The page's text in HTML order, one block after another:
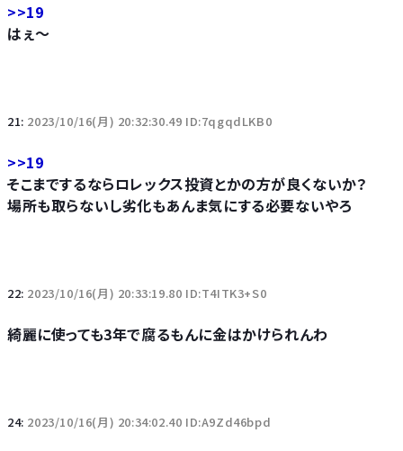
>>19
はぇ～
21: 2023/10/16(月) 20:32:30.49 ID:7qgqdLKB0
>>19
そこまでするならロレックス投資とかの方が良くないか？
場所も取らないし劣化もあんま気にする必要ないやろ
22: 2023/10/16(月) 20:33:19.80 ID:T4ITK3+S0
綺麗に使っても3年で腐るもんに金はかけられんわ
24: 2023/10/16(月) 20:34:02.40 ID:A9Zd46bpd